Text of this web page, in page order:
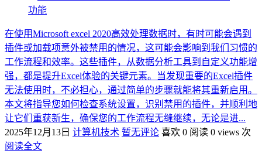
在使用Microsoft excel 2020高效处理数据时，有时可能会遇到
插件或加载项意外被禁用的情况，这可能会影响到我们习惯的
工作流程和效率。这些插件，从数据分析工具到自定义功能增
强，都是提升Excel体验的关键元素。当发现重要的Excel插件
无法使用时，不必担心，通过简单的步骤就能将其重新启用。
本文将指导您如何检查系统设置，识别禁用的插件，并顺利地
让它们重获新生，确保您的工作流程无缝继续，无论是进...
2025年12月13日 计算机技术 暂无评论 喜欢 0 阅读 0 views 次
阅读全文